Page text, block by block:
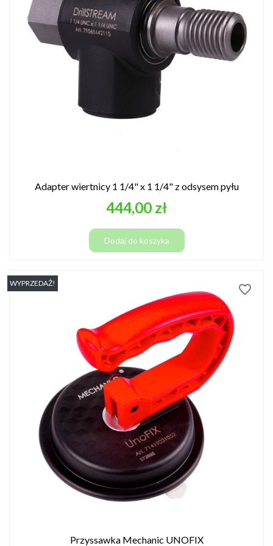
Adapter wiertnicy 1 1/4" x 1 1/4" z odsysem pyłu
Cena
444,00 zł
Dodaj do koszyka
Przyssawka Mechanic UNOFIX
WYPRZEDAŻ! favorite_border